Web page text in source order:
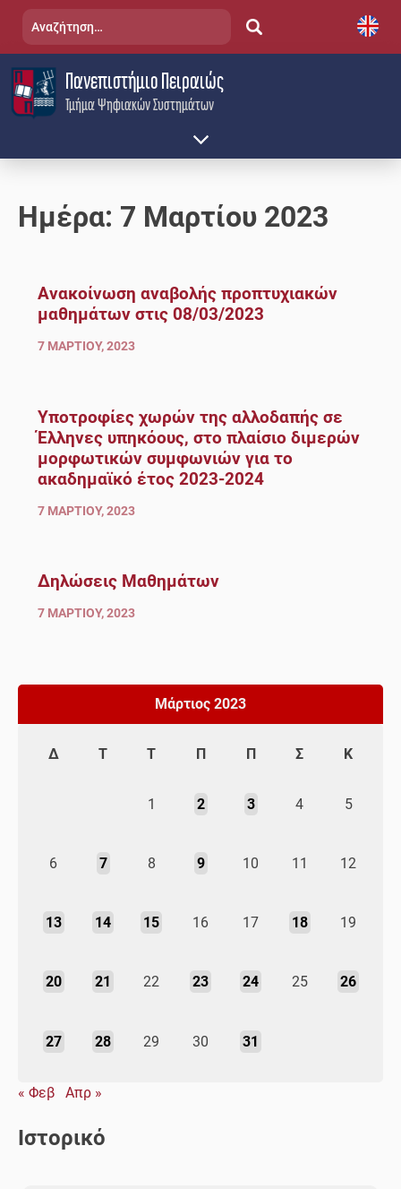
content
Τμήμα Ψηφιακών Συστημάτων
Πανεπιστήμιο Πειραιώς
Αναζήτηση
Ημέρα: 7 Μαρτίου 2023
Ανακοίνωση αναβολής προπτυχιακών
μαθημάτων στις 08/03/2023
7 ΜΑΡΤΊΟΥ, 2023
Υποτροφίες χωρών της αλλοδαπής σε
Έλληνες υπηκόους, στο πλαίσιο διμερών
μορφωτικών συμφωνιών για το
ακαδημαϊκό έτος 2023-2024
7 ΜΑΡΤΊΟΥ, 2023
Δηλώσεις Μαθημάτων
7 ΜΑΡΤΊΟΥ, 2023
Μάρτιος 2023
Δ Τ Τ Π Π Σ Κ
1 2 3 4 5
6 7 8 9 10 11 12
13 14 15 16 17 18 19
20 21 22 23 24 25 26
27 28 29 30 31
« Φεβ Απρ »
Ιστορικό